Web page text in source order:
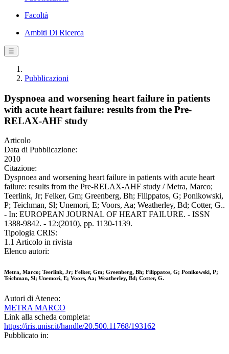
Facoltà
Ambiti Di Ricerca
☰
Pubblicazioni
Dyspnoea and worsening heart failure in patients
with acute heart failure: results from the Pre-
RELAX-AHF study
Articolo
Data di Pubblicazione:
2010
Citazione:
Dyspnoea and worsening heart failure in patients with acute heart
failure: results from the Pre-RELAX-AHF study / Metra, Marco;
Teerlink, Jr; Felker, Gm; Greenberg, Bh; Filippatos, G; Ponikowski,
P; Teichman, Sl; Unemori, E; Voors, Aa; Weatherley, Bd; Cotter, G..
- In: EUROPEAN JOURNAL OF HEART FAILURE. - ISSN
1388-9842. - 12:(2010), pp. 1130-1139.
Tipologia CRIS:
1.1 Articolo in rivista
Elenco autori:
Metra, Marco; Teerlink, Jr; Felker, Gm; Greenberg, Bh; Filippatos, G; Ponikowski, P;
Teichman, Sl; Unemori, E; Voors, Aa; Weatherley, Bd; Cotter, G.
Autori di Ateneo:
METRA MARCO
Link alla scheda completa:
https://iris.unisr.it/handle/20.500.11768/193162
Pubblicato in: